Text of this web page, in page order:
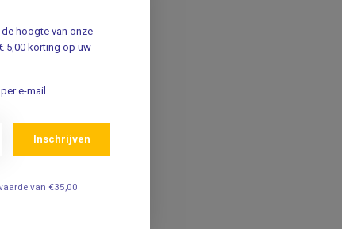
hoogte van onze
5,00 korting op uw
e-mail.
Inschrijven
van €35,00